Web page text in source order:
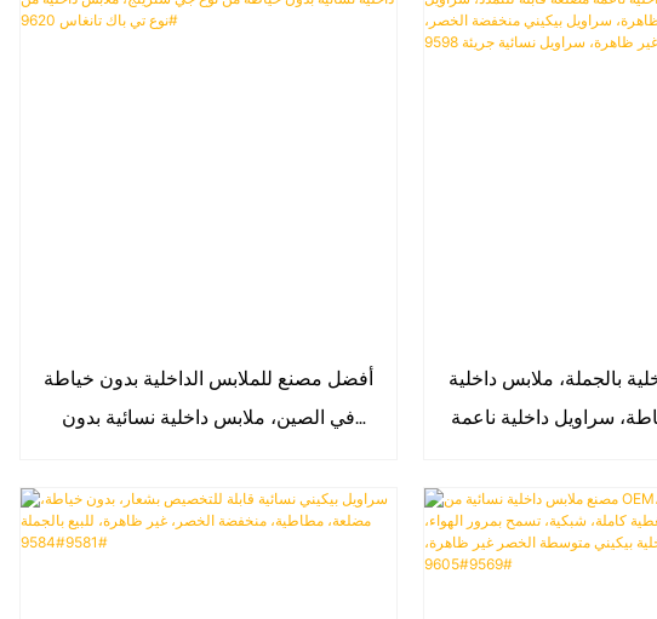
أفضل مصنع للملابس الداخلية بدون خياطة
في الصين، ملابس داخلية نسائية بدون
من نوع تي باك تانغاس 9620#
بالجملة، ملابس داخلية
سراويل داخلية ناعمة
سراويل بيكيني
بيكيني مثيرة غير